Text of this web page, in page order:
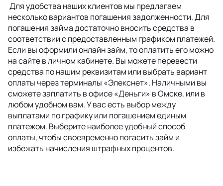
Для удобства наших клиентов мы предлагаем
несколько вариантов погашения задолженности. Для
погашения займа достаточно вносить средства в
соответствии с предоставленным графиком платежей.
Если вы оформили онлайн займ, то оплатить его можно
на сайте в личном кабинете. Вы можете перевести
средства по нашим реквизитам или выбрать вариант
оплаты через терминалы «Элекснет». Наличными вы
сможете заплатить в офисе «Деньги» в Омске, или в
любом удобном вам. У вас есть выбор между
выплатами по графику или погашением единым
платежом. Выберите наиболее удобный способ
оплаты, чтобы своевременно погасить займ и
избежать начисления штрафных процентов.